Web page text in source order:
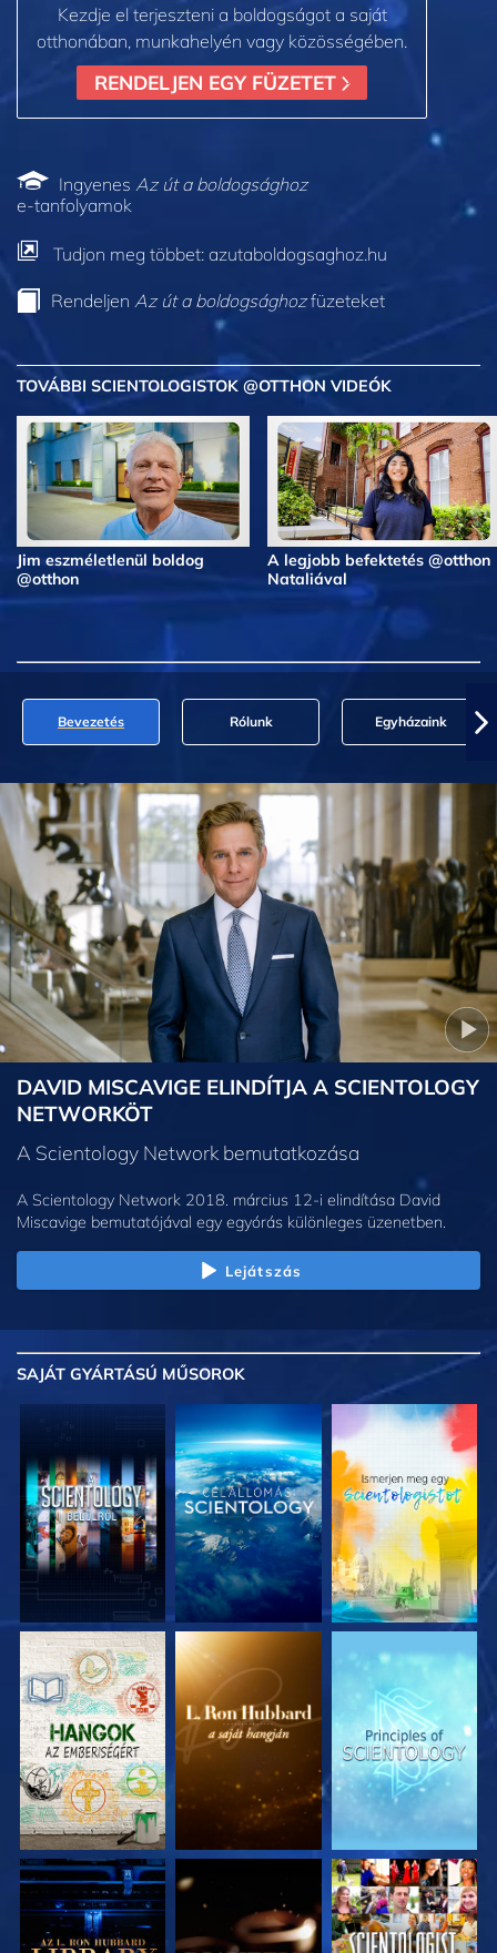
Kezdje el terjeszteni a boldogságot a saját
otthonában, munkahelyén vagy közösségében.
RENDELJEN EGY FÜZETET
Ingyenes Az út a boldogsághoz
e-tanfolyamok
Tudjon meg többet: azutaboldogsaghoz.hu
Rendeljen Az út a boldogsághozfüzeteket
TOVÁBBI SCIENTOLOGISTOK @OTTHON VIDEÓK
Jim eszméletlenül boldog
@otthon
A legjobb befektetés @otthon
Nataliával
Bevezetés Rólunk Egyházaink
DAVID MISCAVIGE ELINDÍTJA A SCIENTOLOGY
NETWORKÖT
A Scientology Network bemutatkozása
A Scientology Network 2018. március 12-i elindítása David
Miscavige bemutatójával egy egyórás különleges üzenetben.
Lejátszás
SAJÁT GYÁRTÁSÚ MŰSOROK
A SOROZAT
RÉSZEI
A SOROZAT
RÉSZEI
A SOROZAT
RÉSZEI
A SOROZAT
A SOROZAT
MŰSORNÉZÉS